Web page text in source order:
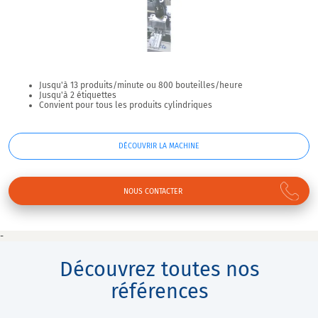
Jusqu'à 13 produits/minute ou 800 bouteilles/heure
Jusqu'à 2 étiquettes
Convient pour tous les produits cylindriques
DÉCOUVRIR LA MACHINE
NOUS CONTACTER
-
Découvrez toutes nos
références